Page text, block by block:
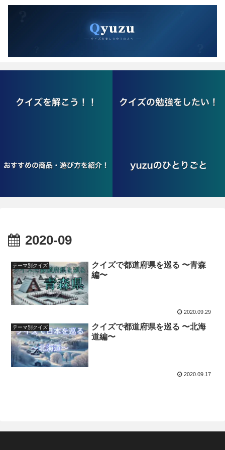
2020-09
テーマ別クイズ
クイズで都道府県を巡る 〜青森
編〜
2020.09.29
テーマ別クイズ
クイズで都道府県を巡る 〜北海
道編〜
2020.09.17